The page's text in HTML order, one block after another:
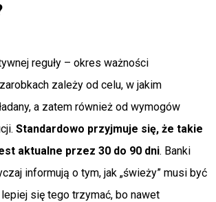
reguły – okres ważności
zależy od celu, w jakim
a zatem również od wymogów
Standardowo przyjmuje się, że takie
aktualne przez 30 do 90 dni. Banki
informują o tym, jak „świeży” musi być
się tego trzymać, bo nawet